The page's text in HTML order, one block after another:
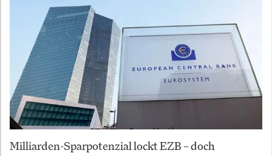
Milliarden-Sparpotenzial lockt EZB – doch